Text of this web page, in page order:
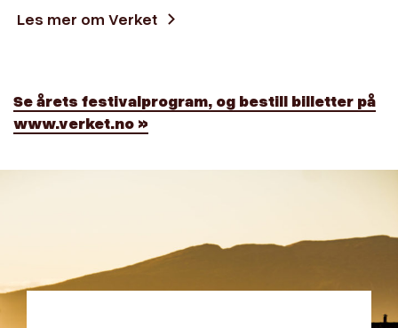
Les mer om Verket
Se årets festivalprogram, og bestill billetter på
www.verket.no »